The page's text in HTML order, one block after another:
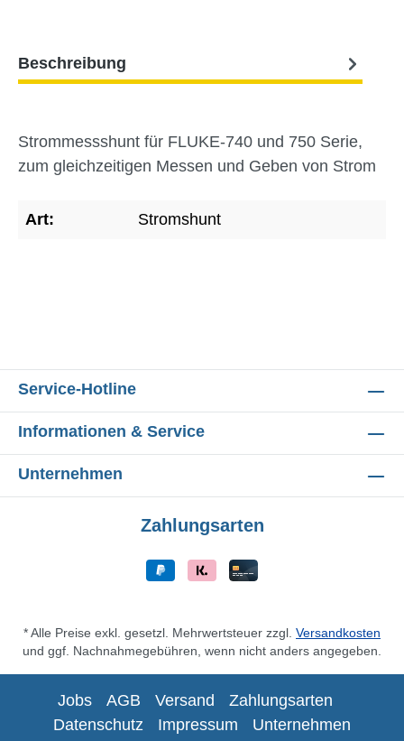
Beschreibung
Strommessshunt für FLUKE-740 und 750 Serie,
zum gleichzeitigen Messen und Geben von Strom
Art: Stromshunt
Service-Hotline
Informationen & Service
Unternehmen
Zahlungsarten
* Alle Preise exkl. gesetzl. Mehrwertsteuer zzgl. Versandkosten
und ggf. Nachnahmegebühren, wenn nicht anders angegeben.
Jobs AGB Versand
Zahlungsarten
Datenschutz
Impressum Unternehmen